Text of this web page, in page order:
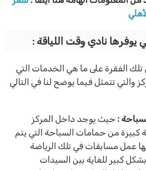
نادي وقت اللياقة :
الفقرة على ما هي الخدمات التي
تتمثل فيما يوضح لنا في التالي
:حيث يوجد داخل المركز
من حمامات السباحة التي يتم
عمل مسابقات في تلك الرياضة
كبير للغاية بين السيدات